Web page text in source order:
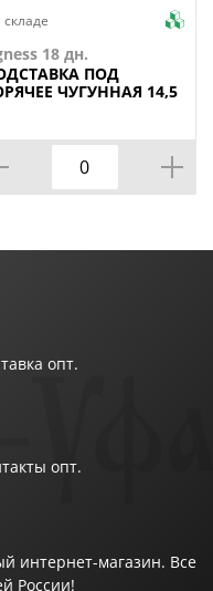
18 дн.
ПОД
ЧУГУННАЯ 14,5
опт.
опт.
интернет-магазин. Все
России!